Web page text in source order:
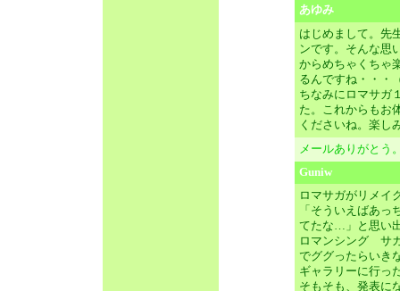
あゆみ
はじめまして。先
ンです。そんな思
からめちゃくちゃ
るんですね・・・
ちなみにロマサガ
た。これからもお
くださいね。楽し
メールありがとう
Guniw
ロマサガがリメイ
「そういえばあ
てたな…」と思い
ロマンシング サ
でググったらいき
ギャラリーに行っ
そもそも、発表に